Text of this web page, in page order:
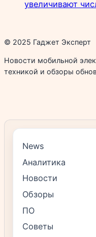
увеличивают
© 2025 Гаджет Эксперт
Новости мобильной
техникой и обзоры
News
Аналитика
Новости
Обзоры
ПО
Советы